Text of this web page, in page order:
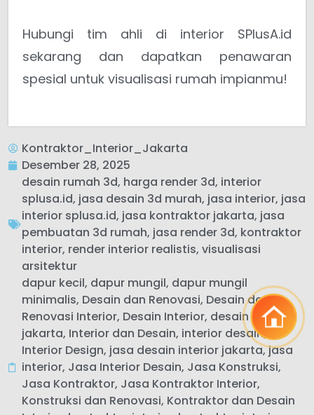
Hubungi tim ahli di interior SPlusA.id
sekarang dan dapatkan penawaran
spesial untuk visualisasi rumah impianmu!
Kontraktor_Interior_Jakarta
Desember 28, 2025
desain rumah 3d, harga render 3d, interior
splusa.id, jasa desain 3d murah, jasa interior, jasa
interior splusa.id, jasa kontraktor jakarta, jasa
pembuatan 3d rumah, jasa render 3d, kontraktor
interior, render interior realistis, visualisasi
arsitektur
dapur kecil, dapur mungil, dapur mungil
minimalis, Desain dan Renovasi, Desain dan
Renovasi Interior, Desain Interior, desain interior
jakarta, Interior dan Desain, interior desain,
Interior Design, jasa desain interior jakarta,jasa
interior, Jasa Interior Desain, Jasa Konstruksi,
Jasa Kontraktor, Jasa Kontraktor Interior,
Konstruksi dan Renovasi, Kontraktor dan Desain